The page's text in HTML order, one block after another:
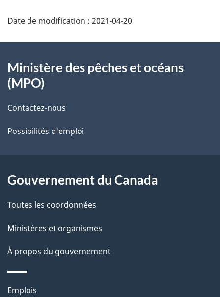
Date de modification : 2021-04-20
propos
de
ce
site
Ministère des pêches et océans
(MPO)
Contactez-nous
Possibilités d'emploi
Gouvernement du Canada
Toutes les coordonnées
Ministères et organismes
À propos du gouvernement
Thèmes
Emplois